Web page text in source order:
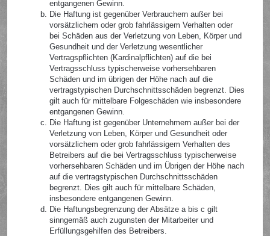
entgangenen Gewinn.
Die Haftung ist gegenüber Verbrauchern außer bei
vorsätzlichem oder grob fahrlässigem Verhalten oder
bei Schäden aus der Verletzung von Leben, Körper und
Gesundheit und der Verletzung wesentlicher
Vertragspflichten (Kardinalpflichten) auf die bei
Vertragsschluss typischerweise vorhersehbaren
Schäden und im übrigen der Höhe nach auf die
vertragstypischen Durchschnittsschäden begrenzt. Dies
gilt auch für mittelbare Folgeschäden wie insbesondere
entgangenen Gewinn.
Die Haftung ist gegenüber Unternehmern außer bei der
Verletzung von Leben, Körper und Gesundheit oder
vorsätzlichem oder grob fahrlässigem Verhalten des
Betreibers auf die bei Vertragsschluss typischerweise
vorhersehbaren Schäden und im Übrigen der Höhe nach
auf die vertragstypischen Durchschnittsschäden
begrenzt. Dies gilt auch für mittelbare Schäden,
insbesondere entgangenen Gewinn.
Die Haftungsbegrenzung der Absätze a bis c gilt
sinngemäß auch zugunsten der Mitarbeiter und
Erfüllungsgehilfen des Betreibers.